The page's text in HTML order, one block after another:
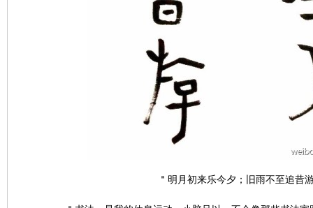
＂明月初来乐今夕；旧雨不至追昔